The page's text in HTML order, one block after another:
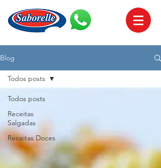
Blog
Todos posts
Receitas
Salgadas
Receitas Doces
Todos posts